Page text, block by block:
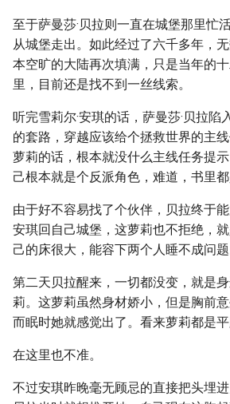
至于萨曼莎·贝拉则一直在城堡那里忙
从城堡走出。如此经过了六千多年，
本空旷的大陆再次填满，只是当年的
里，目前还是找不到一丝线索。
听完雪莉尔·安琪的话，萨曼莎·贝拉陷
的套路，穿越应该给个拯救世界的主
萝莉的话，根本就没什么主线任务提
己根本就是个反派角色，难道，书里都
由于好不容易找了个伙伴，贝拉终于
安琪回自己城堡，这萝莉也不拒绝，
己的床很大，能容下两个人睡不成问题
第二天贝拉醒来，一切都没变，就是
莉。这萝莉虽然身材娇小，但是胸前
而眠时她就感觉出了。看来萝莉都是
在这里也不准。
不过安琪昨晚毫无顾忌的直接把头埋